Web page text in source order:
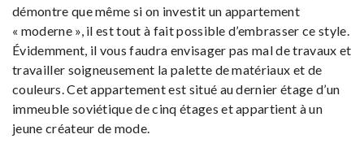
démontre que même si on investit un appartement
« moderne », il est tout à fait possible d’embrasser ce style.
Évidemment, il vous faudra envisager pas mal de travaux et
travailler soigneusement la palette de matériaux et de
couleurs. Cet appartement est situé au dernier étage d’un
immeuble soviétique de cinq étages et appartient à un
jeune créateur de mode.